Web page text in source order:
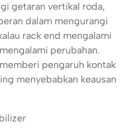
getaran vertikal roda,
dalam mengurangi
rack end mengalami
perubahan.
pengaruh kontak
menyebabkan keausan